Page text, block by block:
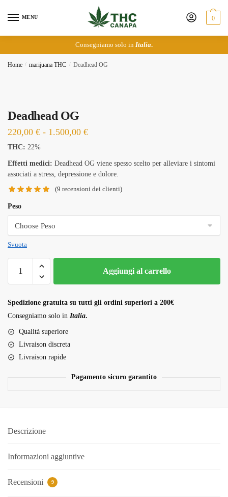
MENU 0
Consegniamo solo in Italia.
Home / marijuana THC / Deadhead OG
Deadhead OG
220,00 € - 1.500,00 €Fascia
prezzo:
da
220,00 €
1.500,00 €
THC: 22%
Effetti medici: Deadhead OG viene spesso scelto per alleviare i sintomi
associati a stress, depressione e dolore.
(9 recensioni dei clienti)
Peso
Svuota
Aggiungi al carrello
Spedizione gratuita su tutti gli ordini superiori a 200€
Consegniamo solo in Italia.
Qualità superiore
Livraison discreta
Livraison rapide
Pagamento sicuro garantito
Descrizione
Informazioni aggiuntive
Recensioni 9